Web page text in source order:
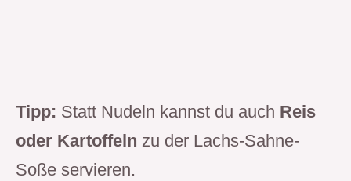
Tipp: Statt Nudeln kannst du auch Reis
oder Kartoffeln zu der Lachs-Sahne-
Soße servieren.